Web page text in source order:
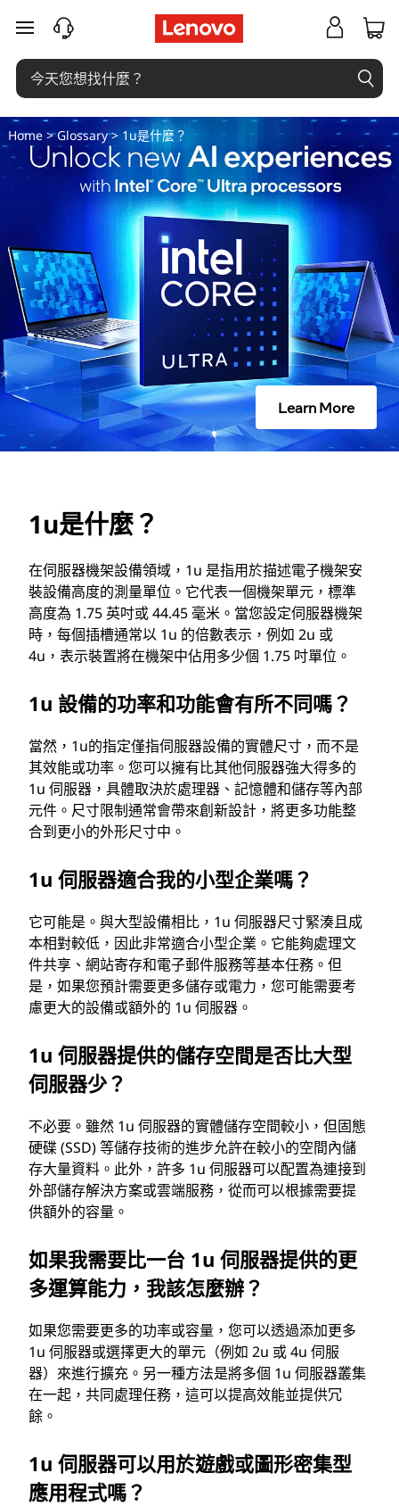
u
是
什
麼
跳至主要內容
Home>Glossary> 1u是什麼？
Learn More
1u是什麼？
在伺服器機架設備領域，1u 是指用於描述電子機架安
裝設備高度的測量單位。它代表一個機架單元，標準
高度為 1.75 英吋或 44.45 毫米。當您設定伺服器機架
時，每個插槽通常以 1u 的倍數表示，例如 2u 或
4u，表示裝置將在機架中佔用多少個 1.75 吋單位。
1u 設備的功率和功能會有所不同嗎？
當然，1u的指定僅指伺服器設備的實體尺寸，而不是
其效能或功率。您可以擁有比其他伺服器強大得多的
1u 伺服器，具體取決於處理器、記憶體和儲存等內部
元件。尺寸限制通常會帶來創新設計，將更多功能整
合到更小的外形尺寸中。
1u 伺服器適合我的小型企業嗎？
它可能是。與大型設備相比，1u 伺服器尺寸緊湊且成
本相對較低，因此非常適合小型企業。它能夠處理文
件共享、網站寄存和電子郵件服務等基本任務。但
是，如果您預計需要更多儲存或電力，您可能需要考
慮更大的設備或額外的 1u 伺服器。
1u 伺服器提供的儲存空間是否比大型
伺服器少？
不必要。雖然 1u 伺服器的實體儲存空間較小，但固態
硬碟 (SSD) 等儲存技術的進步允許在較小的空間內儲
存大量資料。此外，許多 1u 伺服器可以配置為連接到
外部儲存解決方案或雲端服務，從而可以根據需要提
供額外的容量。
如果我需要比一台 1u 伺服器提供的更
多運算能力，我該怎麼辦？
如果您需要更多的功率或容量，您可以透過添加更多
1u 伺服器或選擇更大的單元（例如 2u 或 4u 伺服
器）來進行擴充。另一種方法是將多個 1u 伺服器叢集
在一起，共同處理任務，這可以提高效能並提供冗
餘。
1u 伺服器可以用於遊戲或圖形密集型
應用程式嗎？